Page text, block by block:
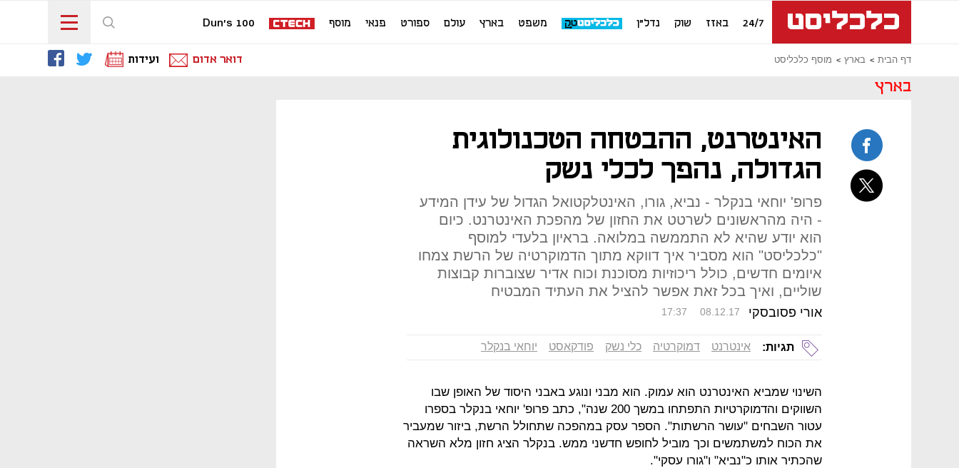
24/7 באזז שוק נדל"ן משפט בארץ עולם ספורט פנאי מוסף Dun's 100
דף הבית בארץ מוסף כלכליסט דואר אדום ועידות
בארץ
האינטרנט, ההבטחה הטכנולוגית
הגדולה, נהפך לכלי נשק
פרופ' יוחאי בנקלר - נביא, גורו, האינטלקטואל הגדול של עידן המידע
- היה מהראשונים לשרטט את החזון של מהפכת האינטרנט. כיום
הוא יודע שהיא לא התממשה במלואה. בראיון בלעדי למוסף
"כלכליסט" הוא מסביר איך דווקא מתוך הדמוקרטיה של הרשת צמחו
איומים חדשים, כולל ריכוזיות מסוכנת וכוח אדיר שצוברות קבוצות
שוליים, ואיך בכל זאת אפשר להציל את העתיד המבטיח
אורי פסובסקי 17:37 08.12.17
תגיות: אינטרנט דמוקרטיה כלי נשק פודקאסט יוחאי בנקלר
השינוי שמביא האינטרנט הוא עמוק. הוא מבני ונוגע באבני היסוד של האופן שבו
השווקים והדמוקרטיות התפתחו במשך 200 שנה", כתב פרופ' יוחאי בנקלר בספרו
עטור השבחים "עושר הרשתות". הספר עסק במהפכה שתחולל הרשת, ביזור שמעביר
את הכוח למשתמשים וכך מוביל לחופש חדשני ממש. בנקלר הציג חזון מלא השראה
שהכתיר אותו כ"נביא" ו"גורו עסקי".